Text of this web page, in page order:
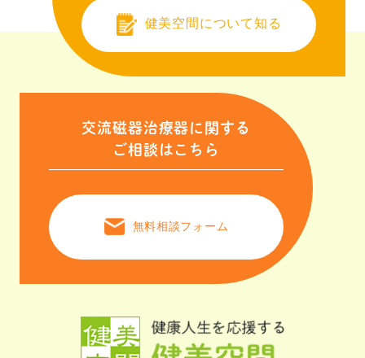
健美空間について知る
交流磁器治療器に関する
ご相談はこちら
無料相談フォーム